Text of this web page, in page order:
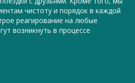
чистоту и порядок в каждой
реагирование на любые
возникнуть в процессе